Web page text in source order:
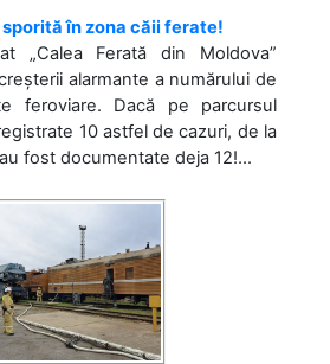
în zona căii ferate!
„Calea Ferată din Moldova”
alarmante a numărului de
feroviare. Dacă pe parcursul
10 astfel de cazuri, de la
fost documentate deja 12!...